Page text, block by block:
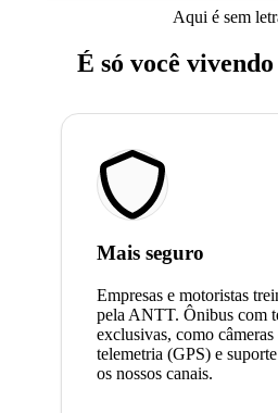
Aqui é sem
É só você
Mais seguro
Empresas e motoristas
pela ANTT. Ônibus com
exclusivas, como
telemetria (GPS) e
os nossos canais.